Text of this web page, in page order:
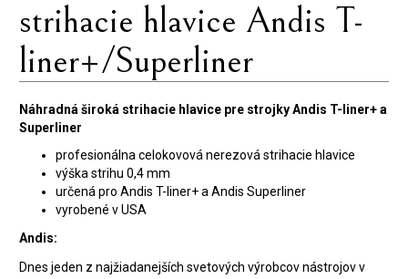
strihacie hlavice Andis T-
liner+/Superliner
Náhradná široká strihacie hlavicepre strojky Andis T-liner+ a
Superliner
profesionálna celokovová nerezová strihacie hlavice
výška strihu 0,4 mm
určená pro Andis T-liner+ a Andis Superliner
vyrobené v USA
Andis:
Dnes jeden z najžiadanejších svetových výrobcov nástrojov v